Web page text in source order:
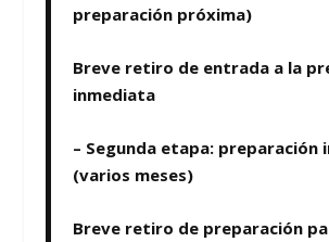
preparación próxima)
Breve retiro de entrada a la
inmediata
– Segunda etapa: preparación
(varios meses)
Breve retiro de preparación